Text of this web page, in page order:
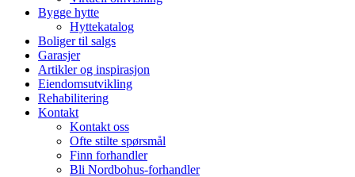
Bygge hytte
Hyttekatalog
Boliger til salgs
Garasjer
Artikler og inspirasjon
Eiendomsutvikling
Rehabilitering
Kontakt
Kontakt oss
Ofte stilte spørsmål
Finn forhandler
Bli Nordbohus-forhandler